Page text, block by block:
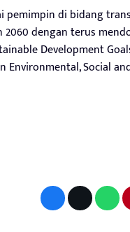
pemimpin di bidang
2060 dengan terus
Development
Environmental, Social